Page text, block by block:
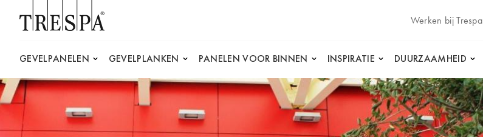
Werken bij Trespa
GEVELPANELEN GEVELPLANKEN PANELEN VOOR BINNEN INSPIRATIE DUURZAAMHEID